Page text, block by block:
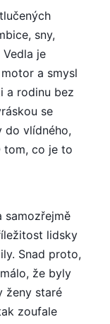
sny,
je
a smysl
a rodinu bez
se
do vlídného,
tom, co je to
samozřejmě
lidsky
Snad proto,
že byly
ženy staré
zoufale